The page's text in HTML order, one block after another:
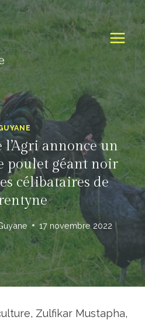
annonce un
poulet géant noir
célibataires de
17 novembre 2022
Zulfikar Mustapha,